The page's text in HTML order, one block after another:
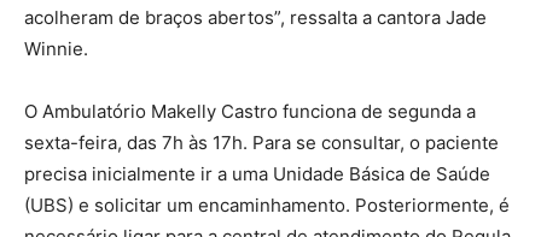
acolheram de braços abertos”, ressalta a cantora Jade
Winnie.
O Ambulatório Makelly Castro funciona de segunda a
sexta-feira, das 7h às 17h. Para se consultar, o paciente
precisa inicialmente ir a uma Unidade Básica de Saúde
(UBS) e solicitar um encaminhamento. Posteriormente, é